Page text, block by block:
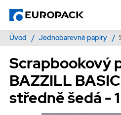
Úvod / Jednobarevné papíry /
Scrapbookový
BAZZILL
středně šedá -